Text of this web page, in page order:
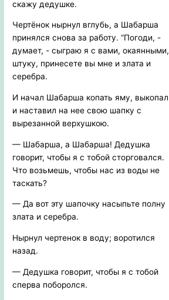
скажу дедушке.
Чертёнок нырнул вглубь, а Шабарша
принялся снова за работу. “Погоди, -
думает, - сыграю я с вами, окаянными,
штуку, принесете вы мне и злата и
серебра.
И начал Шабарша копать яму, выкопал
и наставил на нее свою шапку с
вырезанной верхушкою.
— Шабарша, а Шабарша! Дедушка
говорит, чтобы я с тобой сторговался.
Что возьмешь, чтобы нас из воды не
таскать?
— Да вот эту шапочку насыпьте полну
злата и серебра.
Нырнул чертенок в воду; воротился
назад.
— Дедушка говорит, чтобы я с тобой
сперва поборолся.